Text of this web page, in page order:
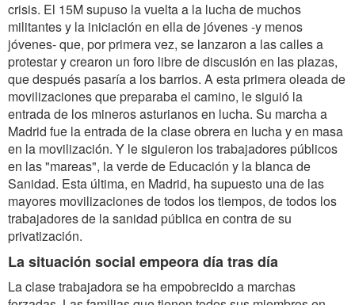
crisis. El 15M supuso la vuelta a la lucha de muchos
militantes y la iniciación en ella de jóvenes -y menos
jóvenes- que, por primera vez, se lanzaron a las calles a
protestar y crearon un foro libre de discusión en las plazas,
que después pasaría a los barrios. A esta primera oleada de
movilizaciones que preparaba el camino, le siguió la
entrada de los mineros asturianos en lucha. Su marcha a
Madrid fue la entrada de la clase obrera en lucha y en masa
en la movilización. Y le siguieron los trabajadores públicos
en las "mareas", la verde de Educación y la blanca de
Sanidad. Esta última, en Madrid, ha supuesto una de las
mayores movilizaciones de todos los tiempos, de todos los
trabajadores de la sanidad pública en contra de su
privatización.
La situación social empeora día tras día
La clase trabajadora se ha empobrecido a marchas